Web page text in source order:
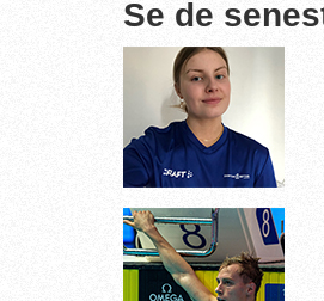
Se de